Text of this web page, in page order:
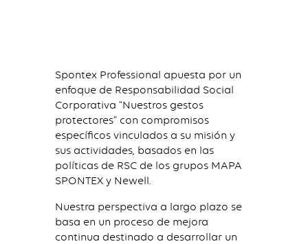
Spontex Professional apuesta por un
enfoque de Responsabilidad Social
Corporativa “Nuestros gestos
protectores” con compromisos
específicos vinculados a su misión y
sus actividades, basados en las
políticas de RSC de los grupos MAPA
SPONTEX y Newell.
Nuestra perspectiva a largo plazo se
basa en un proceso de mejora
continua destinado a desarrollar un